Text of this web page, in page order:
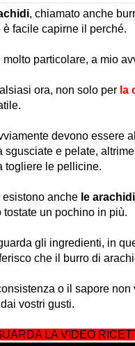
, chiamato anche
è facile capirne il perché.
molto particolare, a mio
ora, non solo per la
devono essere
sgusciate e pelate,
togliere le pellicine.
esistono anche le
tostate un pochino in più.
gli ingredienti, in
che il burro di
o il sapore
vostri gusti.
LA VIDEO